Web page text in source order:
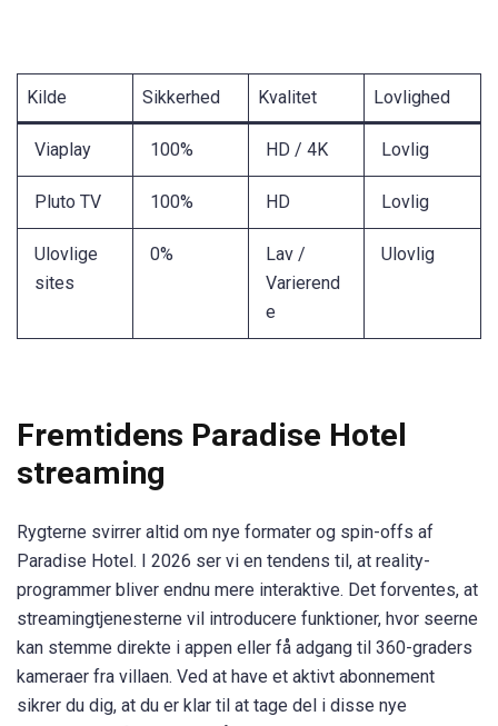
Kilde Sikkerhed Kvalitet Lovlighed
Viaplay 100% HD / 4K Lovlig
Pluto TV 100% HD Lovlig
Ulovlige
sites
0%
Lav /
Varierend
e
Ulovlig
Fremtidens Paradise Hotel
streaming
Rygterne svirrer altid om nye formater og spin-offs af
Paradise Hotel. I 2026 ser vi en tendens til, at reality-
programmer bliver endnu mere interaktive. Det forventes, at
streamingtjenesterne vil introducere funktioner, hvor seerne
kan stemme direkte i appen eller få adgang til 360-graders
kameraer fra villaen. Ved at have et aktivt abonnement
sikrer du dig, at du er klar til at tage del i disse nye